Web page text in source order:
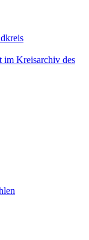
im Kreisarchiv des